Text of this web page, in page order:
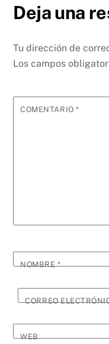
Deja una
Tu dirección de
Los campos
COMENTARIO*
NOMBRE*
CORREO
WEB